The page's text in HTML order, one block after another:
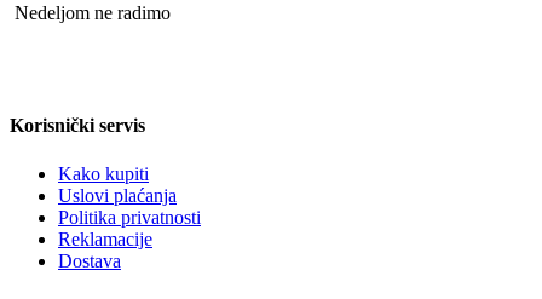
Nedeljom ne radimo
Korisnički servis
Kako kupiti
Uslovi plaćanja
Politika privatnosti
Reklamacije
Dostava